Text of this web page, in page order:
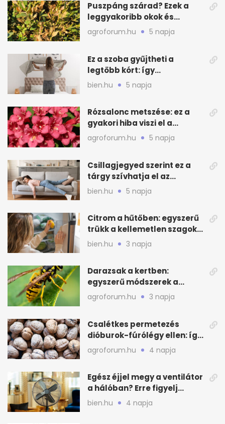
Puszpáng szárad? Ezek a
leggyakoribb okok és
teendők
agroforum.hu 5 napja
Ez a szoba gyűjtheti a
legtöbb kórt: így
mélytisztítsd otthon
bien.hu 5 napja
Rózsalonc metszése: ez a
gyakori hiba viszi el a
virágzást
agroforum.hu 5 napja
Csillagjegyed szerint ez a
tárgy szívhatja el az
otthonod energiáját
bien.hu 5 napja
Citrom a hűtőben: egyszerű
trükk a kellemetlen szagok
ellen
bien.hu 3 napja
Darazsak a kertben:
egyszerű módszerek a
távoltartásukra nyáron
agroforum.hu 3 napja
Csalétkes permetezés
dióburok-fúrólégy ellen: így
csináld a kertben
agroforum.hu 4 napja
Egész éjjel megy a ventilátor
a hálóban? Erre figyelj
alvásnál nyáron
bien.hu 4 napja